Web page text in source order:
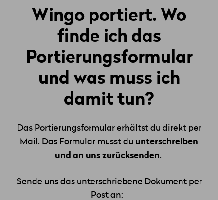
Wingo portiert. Wo
finde ich das
Portierungsformular
und was muss ich
damit tun?
Das Portierungsformular erhältst du direkt per
Mail. Das Formular musst du unterschreiben
und an uns zurücksenden.
Sende uns das unterschriebene Dokument per
Post an: